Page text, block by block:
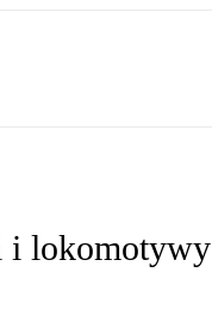
i lokomotywy